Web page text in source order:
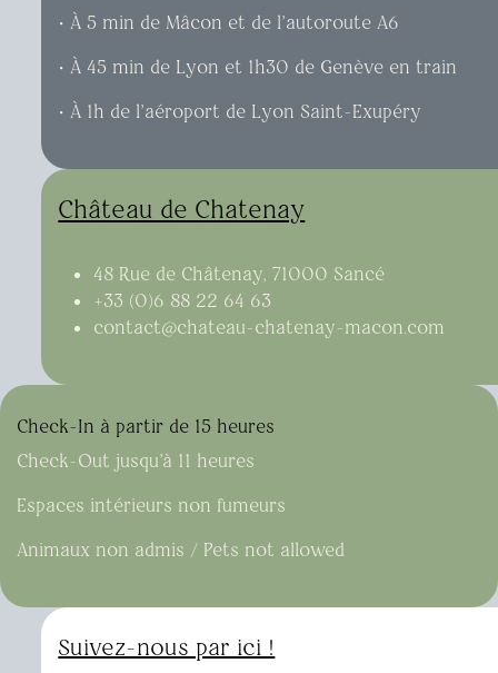
​• À 5 min de Mâcon et de l’autoroute A6
​• À 45 min de Lyon et 1h30 de Genève en train
​• À 1h de l’aéroport de Lyon Saint-Exupéry
Château de Chatenay
48 Rue de Châtenay, 71000 Sancé
+33 (0)6 88 22 64 63
contact@chateau-chatenay-macon.com
Check-In à partir de 15 heures
Check-Out jusqu'à 11 heures
Espaces intérieurs non fumeurs
Animaux non admis / Pets not allowed
Suivez-nous par ici !